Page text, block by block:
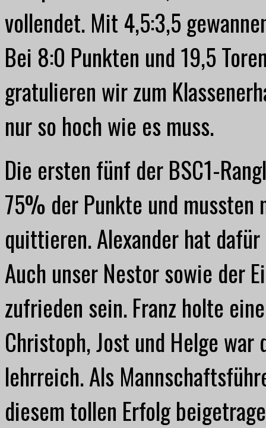
vollendet. Mit 4,5:3,5
Bei 8:0 Punkten und 19,5
gratulieren wir zum
nur so hoch wie es muss.
Die ersten fünf der BSC1-
75% der Punkte und
quittieren. Alexander hat
Auch unser Nestor sowie der
zufrieden sein. Franz holte
Christoph, Jost und Helge
lehrreich. Als
diesem tollen Erfolg